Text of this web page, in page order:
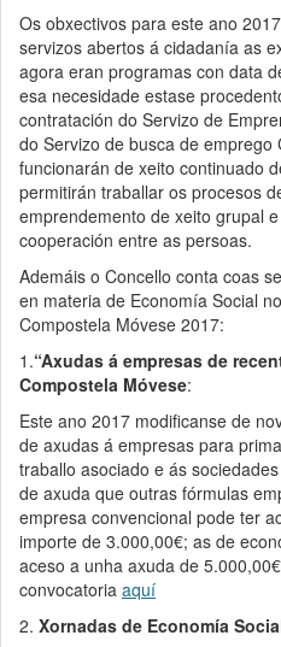
Os obxectivos para este ano
servizos abertos á cidadanía as
agora eran programas con data
esa necesidade estase
contratación do Servizo de
do Servizo de busca de emprego
funcionarán de xeito continuado
permitirán traballar os procesos
emprendemento de xeito grupal
cooperación entre as persoas.
Ademáis o Concello conta coas
en materia de Economía Social
Compostela Móvese 2017:
1.“Axudas á empresas de
Compostela Móvese:
Este ano 2017 modificanse de
de axudas á empresas para
traballo asociado e ás
de axuda que outras fórmulas
empresa convencional pode ter
importe de 3.000,00€; as de
aceso a unha axuda de
convocatoria aquí
2. Xornadas de Economía